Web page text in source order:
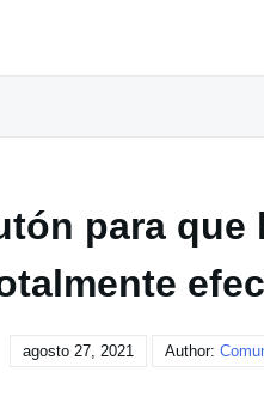
para
agosto 27, 2021 Author: